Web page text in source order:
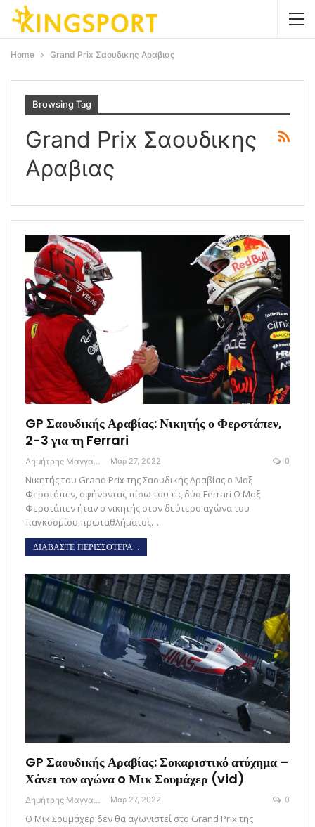
Home Grand Prix Σαουδικης Αραβιας
Browsing Tag
Grand Prix Σαουδικης
Αραβιας
GP Σαουδικής Αραβίας: Νικητής ο Φερστάπεν,
2-3 για τη Ferrari
Δημήτρης Μαγγανάρης Μαρ 27, 2022 0
Νικητής του Grand Prix της Σαουδικής Αραβίας ο Μαξ
Φερστάπεν, αφήνοντας πίσω του τις δύο Ferrari Ο Μαξ
Φερστάπεν ήταν ο νικητής στον δεύτερο αγώνα του
παγκοσμίου πρωταθλήματος…
ΔΙΑΒΑΣΤΕ ΠΕΡΙΣΣΟΤΕΡΑ...
GP Σαουδικής Αραβίας: Σοκαριστικό ατύχημα –
Χάνει τον αγώνα o Μικ Σουμάχερ (vid)
Δημήτρης Μαγγανάρης Μαρ 27, 2022 0
Ο Μικ Σουμάχερ δεν θα αγωνιστεί στο Grand Prix της